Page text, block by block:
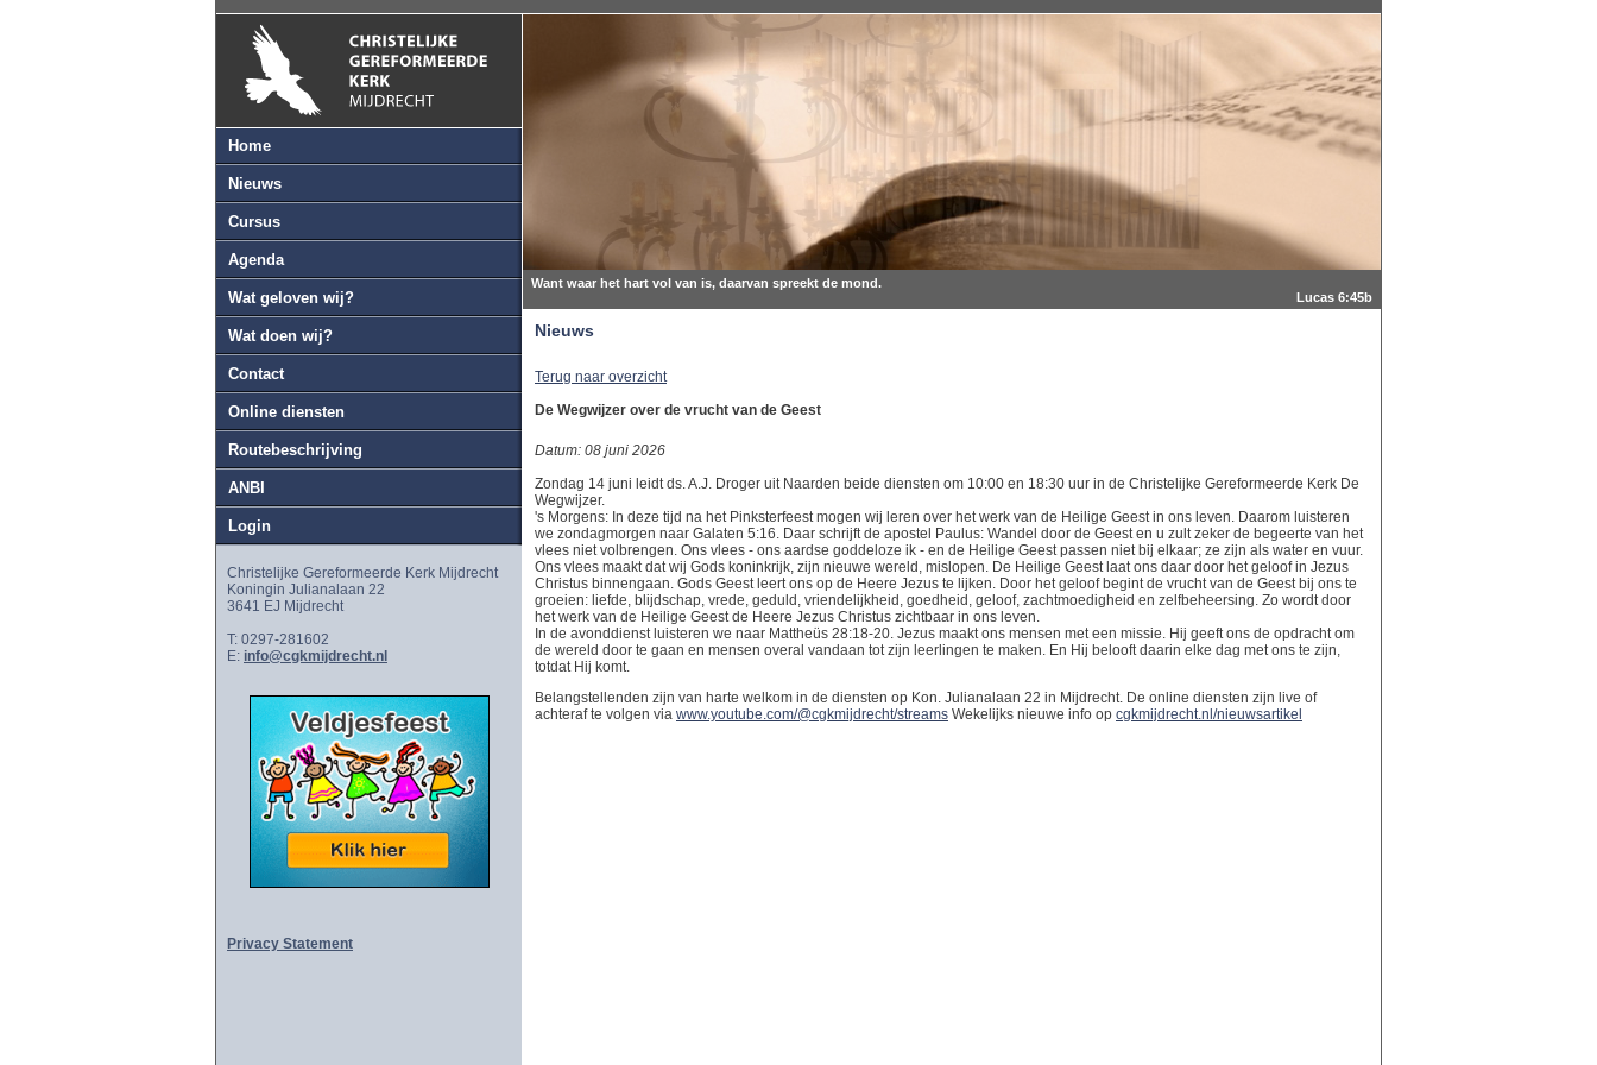
Home
Nieuws
Cursus
Agenda
Wat geloven wij?
Wat doen wij?
Contact
Online diensten
Routebeschrijving
ANBI
Login
Christelijke Gereformeerde Kerk Mijdrecht
Koningin Julianalaan 22
3641 EJ Mijdrecht
T: 0297-281602
E: info@cgkmijdrecht.nl
Privacy Statement
Want waar het hart vol van is, daarvan spreekt de mond.
Lucas 6:45b
Nieuws
Terug naar overzicht
De Wegwijzer over de vrucht van de Geest
Datum: 08 juni 2026
Zondag 14 juni leidt ds. A.J. Droger uit Naarden beide diensten om 10:00 en 18:30 uur in de Christelijke Gereformeerde Kerk De
Wegwijzer.
's Morgens: In deze tijd na het Pinksterfeest mogen wij leren over het werk van de Heilige Geest in ons leven. Daarom luisteren
we zondagmorgen naar Galaten 5:16. Daar schrijft de apostel Paulus: Wandel door de Geest en u zult zeker de begeerte van het
vlees niet volbrengen. Ons vlees - ons aardse goddeloze ik - en de Heilige Geest passen niet bij elkaar; ze zijn als water en vuur.
Ons vlees maakt dat wij Gods koninkrijk, zijn nieuwe wereld, mislopen. De Heilige Geest laat ons daar door het geloof in Jezus
Christus binnengaan. Gods Geest leert ons op de Heere Jezus te lijken. Door het geloof begint de vrucht van de Geest bij ons te
groeien: liefde, blijdschap, vrede, geduld, vriendelijkheid, goedheid, geloof, zachtmoedigheid en zelfbeheersing. Zo wordt door
het werk van de Heilige Geest de Heere Jezus Christus zichtbaar in ons leven.
In de avonddienst luisteren we naar Mattheüs 28:18-20. Jezus maakt ons mensen met een missie. Hij geeft ons de opdracht om
de wereld door te gaan en mensen overal vandaan tot zijn leerlingen te maken. En Hij belooft daarin elke dag met ons te zijn,
totdat Hij komt.
Belangstellenden zijn van harte welkom in de diensten op Kon. Julianalaan 22 in Mijdrecht. De online diensten zijn live of
achteraf te volgen via www.youtube.com/@cgkmijdrecht/streams Wekelijks nieuwe info op cgkmijdrecht.nl/nieuwsartikel